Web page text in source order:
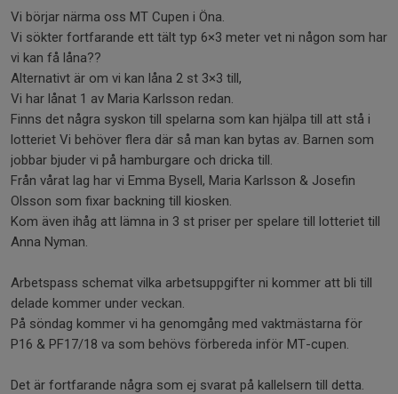
Vi börjar närma oss MT Cupen i Öna.
Vi sökter fortfarande ett tält typ 6×3 meter vet ni någon som har
vi kan få låna??
Alternativt är om vi kan låna 2 st 3×3 till,
Vi har lånat 1 av Maria Karlsson redan.
Finns det några syskon till spelarna som kan hjälpa till att stå i
lotteriet Vi behöver flera där så man kan bytas av. Barnen som
jobbar bjuder vi på hamburgare och dricka till.
Från vårat lag har vi Emma Bysell, Maria Karlsson & Josefin
Olsson som fixar backning till kiosken.
Kom även ihåg att lämna in 3 st priser per spelare till lotteriet till
Anna Nyman.
Arbetspass schemat vilka arbetsuppgifter ni kommer att bli till
delade kommer under veckan.
På söndag kommer vi ha genomgång med vaktmästarna för
P16 & PF17/18 va som behövs förbereda inför MT-cupen.
Det är fortfarande några som ej svarat på kallelsern till detta.